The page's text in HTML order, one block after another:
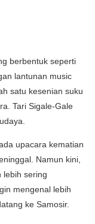
berbentuk seperti
lantunan music
satu kesenian suku
Tari Sigale-Gale
upacara kematian
Namun kini,
lebih sering
mengenal lebih
ke Samosir.